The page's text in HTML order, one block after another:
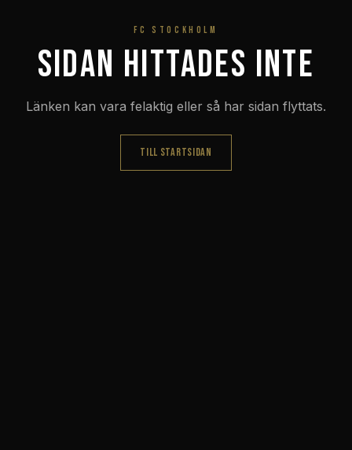
FC STOCKHOLM
Sidan hittades inte
Länken kan vara felaktig eller så har sidan flyttats.
TILL STARTSIDAN